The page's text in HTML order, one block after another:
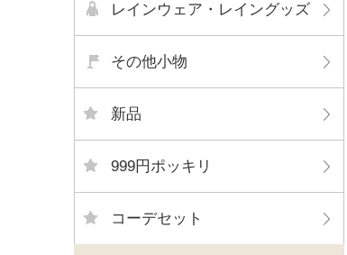
レインウェア・レイングッズ
その他小物
新品
999円ポッキリ
コーデセット